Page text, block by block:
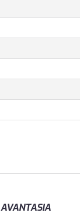
AVANTASIA